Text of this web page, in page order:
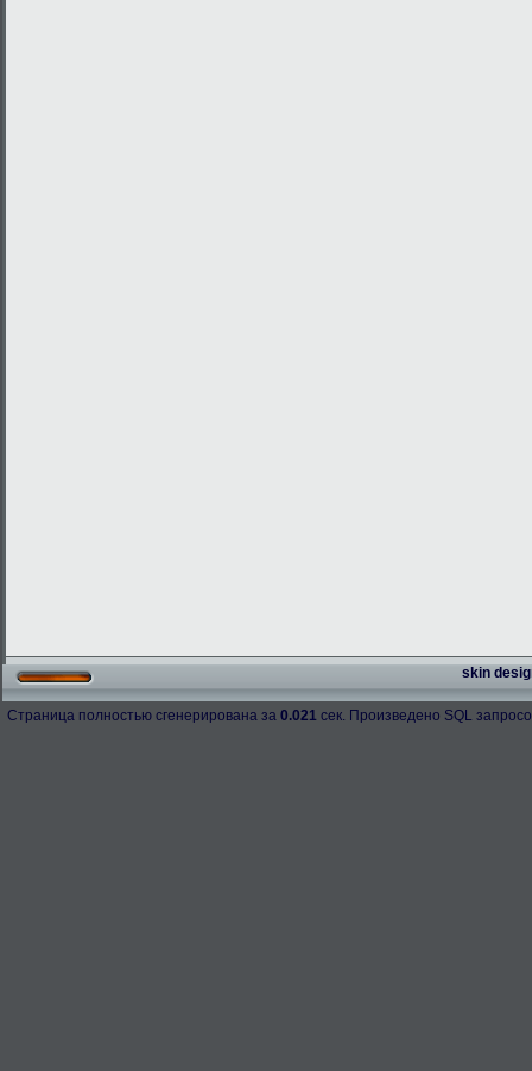
skin
Страница полностью сгенерирована за 0.021 сек. Произведено SQL